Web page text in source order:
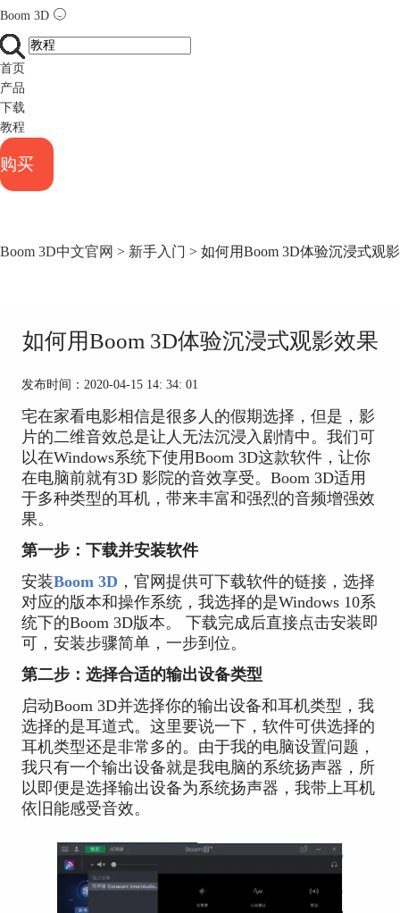
Boom 3D
首页
产品
下载
教程
购买
Boom 3D中文官网 > 新手入门 > 如何用Boom 3D体验沉浸式观
如何用Boom 3D体验沉浸式观影效果
发布时间：2020-04-15 14: 34: 01
宅在家看电影相信是很多人的假期选择，但是，影
片的二维音效总是让人无法沉浸入剧情中。我们可
以在Windows系统下使用Boom 3D这款软件，让你
在电脑前就有3D 影院的音效享受。Boom 3D适用
于多种类型的耳机，带来丰富和强烈的音频增强效
果。
第一步：下载并安装软件
安装Boom 3D ，官网提供可下载软件的链接，选择
对应的版本和操作系统，我选择的是Windows 10系
统下的Boom 3D版本。 下载完成后直接点击安装即
可，安装步骤简单，一步到位。
第二步：选择合适的输出设备类型
启动Boom 3D并选择你的输出设备和耳机类型，我
选择的是耳道式。这里要说一下，软件可供选择的
耳机类型还是非常多的。由于我的电脑设置问题，
我只有一个输出设备就是我电脑的系统扬声器，所
以即便是选择输出设备为系统扬声器，我带上耳机
依旧能感受音效。